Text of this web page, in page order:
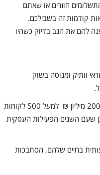
חוזרים או שאתם
קודמות זה בשבילכם.
להם את הגב בדיוק כשהיו
אשראי וותיק ומנוסה בשוק
עומד מאחורי גיוס כספים בהיקף של מעל 200 מיליון ₪ למעל 500 לקוחות
טוען שעם השנים הפעילות העסקית
בחיים שלהם, הסתבכות